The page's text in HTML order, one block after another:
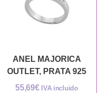
ANEL MAJORICA
OUTLET, PRATA 925
55,69€ IVA incluido